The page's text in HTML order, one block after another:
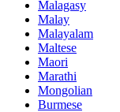
Malagasy
Malay
Malayalam
Maltese
Maori
Marathi
Mongolian
Burmese